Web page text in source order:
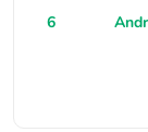
2026